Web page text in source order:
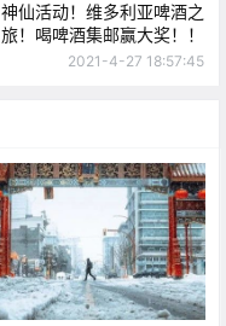
神仙活动！维多利亚啤酒之
旅！喝啤酒集邮赢大奖！！
2021-4-27 18:57:45